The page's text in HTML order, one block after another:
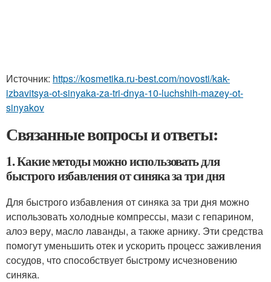
Источник: https://kosmetika.ru-best.com/novosti/kak-
izbavitsya-ot-sinyaka-za-tri-dnya-10-luchshih-mazey-ot-
sinyakov
Связанные вопросы и ответы:
1. Какие методы можно использовать для
быстрого избавления от синяка за три дня
Для быстрого избавления от синяка за три дня можно
использовать холодные компрессы, мази с гепарином,
алоэ веру, масло лаванды, а также арнику. Эти средства
помогут уменьшить отек и ускорить процесс заживления
сосудов, что способствует быстрому исчезновению
синяка.